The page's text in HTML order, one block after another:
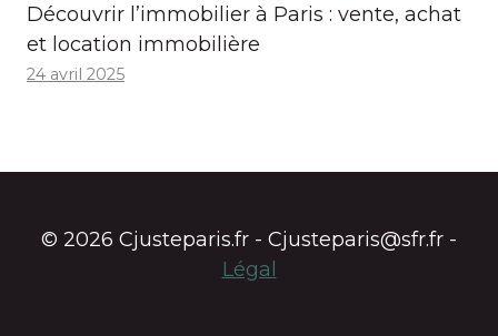
Découvrir l’immobilier à Paris : vente, achat
et location immobilière
24 avril 2025
© 2026 Cjusteparis.fr - Cjusteparis@sfr.fr -
Légal